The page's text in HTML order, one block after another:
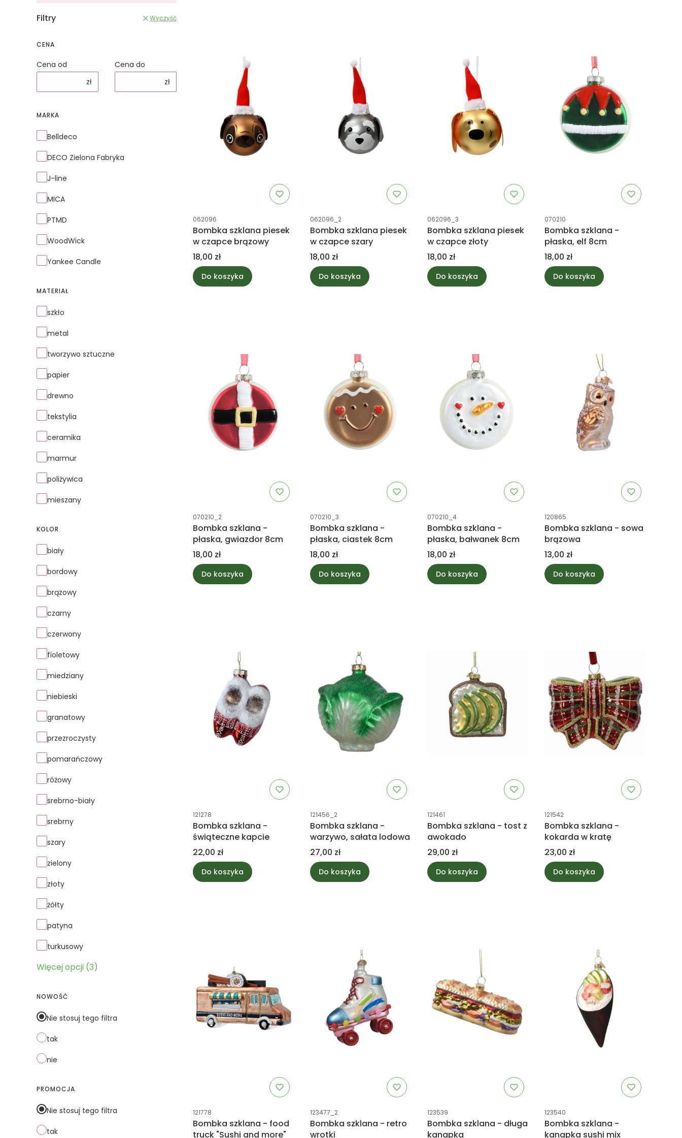
Filtry Wyczyść
CENA
Cena od
zł
Cena do
zł
MARKA
Marka
Belldeco
DECO Zielona Fabryka
J-line
MICA
PTMD
WoodWick
Yankee Candle
MATERIAŁ
Materiał
szkło
metal
tworzywo sztuczne
papier
drewno
tekstylia
ceramika
marmur
poliżywica
mieszany
KOLOR
Kolor
biały
bordowy
brązowy
czarny
czerwony
fioletowy
miedziany
niebieski
granatowy
przezroczysty
pomarańczowy
różowy
srebrno-biały
srebrny
szary
zielony
złoty
żółty
patyna
turkusowy
Więcej opcji (3)
NOWOŚĆ
Nie stosuj tego filtra
tak
nie
PROMOCJA
Nie stosuj tego filtra
tak
Kod produktu
062096
Bombka szklana piesek
w czapce brązowy
Cena
18,00 zł
Do koszyka
Kod produktu
062096_2
Bombka szklana piesek
w czapce szary
Cena
18,00 zł
Do koszyka
Kod produktu
062096_3
Bombka szklana piesek
w czapce złoty
Cena
18,00 zł
Do koszyka
Kod produktu
070210
Bombka szklana -
płaska, elf 8cm
Cena
18,00 zł
Do koszyka
Kod produktu
070210_2
Bombka szklana -
płaska, gwiazdor 8cm
Cena
18,00 zł
Do koszyka
Kod produktu
070210_3
Bombka szklana -
płaska, ciastek 8cm
Cena
18,00 zł
Do koszyka
Kod produktu
070210_4
Bombka szklana -
płaska, bałwanek 8cm
Cena
18,00 zł
Do koszyka
Kod produktu
120865
Bombka szklana - sowa
brązowa
Cena
13,00 zł
Do koszyka
Kod produktu
121278
Bombka szklana -
świąteczne kapcie
Cena
22,00 zł
Do koszyka
Kod produktu
121456_2
Bombka szklana -
warzywo, sałata lodowa
Cena
27,00 zł
Do koszyka
Kod produktu
121461
Bombka szklana - tost z
awokado
Cena
29,00 zł
Do koszyka
Kod produktu
121542
Bombka szklana -
kokarda w kratę
Cena
23,00 zł
Do koszyka
Kod produktu
121778
Bombka szklana - food
truck "Sushi and more"
Kod produktu
123477_2
Bombka szklana - retro
wrotki
Kod produktu
123539
Bombka szklana - długa
kanapka
Kod produktu
123540
Bombka szklana -
kanapka sushi mix